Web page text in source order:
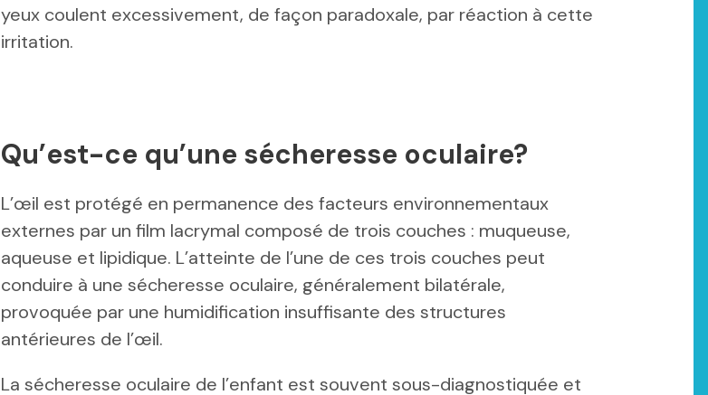
yeux coulent excessivement, de façon paradoxale, par réaction à cette
irritation.
Qu’est-ce qu’une sécheresse oculaire?
L’œil est protégé en permanence des facteurs environnementaux
externes par un film lacrymal composé de trois couches : muqueuse,
aqueuse et lipidique. L’atteinte de l’une de ces trois couches peut
conduire à une sécheresse oculaire, généralement bilatérale,
provoquée par une humidification insuffisante des structures
antérieures de l’œil.
La sécheresse oculaire de l’enfant est souvent sous-diagnostiquée et